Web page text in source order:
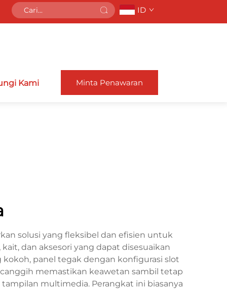
ID
Kami Minta Penawaran
solusi yang fleksibel dan efisien untuk
dan aksesori yang dapat disesuaikan
panel tegak dengan konfigurasi slot
memastikan keawetan sambil tetap
multimedia. Perangkat ini biasanya